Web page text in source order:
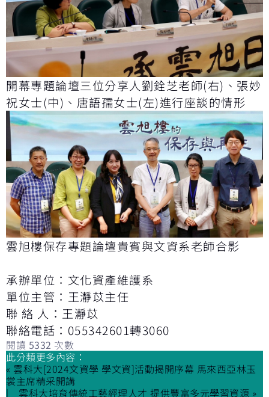
開幕專題論壇三位分享人劉銓芝老師(右)、張妙
祝女士(中)、唐語孺女士(左)進行座談的情形
雲旭樓保存專題論壇貴賓與文資系老師合影
承辦單位：文化資產維護系
單位主管：王瀞苡主任
聯 絡 人：王瀞苡
聯絡電話：055342601轉3060
閱讀 5332 次數
此分類更多內容：
« 雲科大[2024文資學 學文資]活動揭開序幕 馬來西亞林玉
裳主席精采開講
雲科大培育傳統工藝經理人才 提供豐富多元學習資源 »